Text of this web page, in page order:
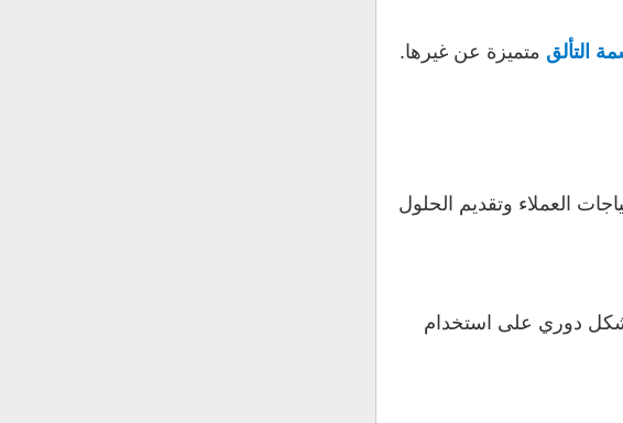
التألق متميزة عن غيرها.
العملاء وتقديم الحلول
دوري على استخدام